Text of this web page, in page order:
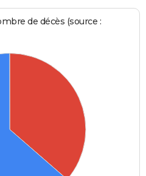
de décès (source :